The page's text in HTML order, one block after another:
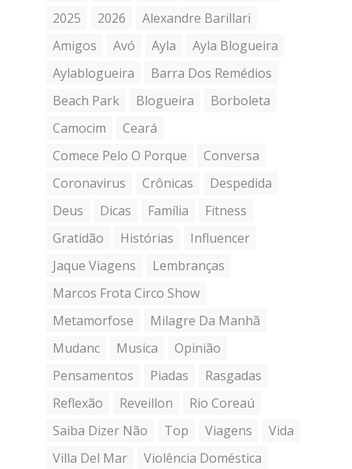
2025
2026
Alexandre Barillari
Amigos
Avó Ayla
Ayla Blogueira
Aylablogueira
Barra Dos Remédios
Beach Park
Blogueira
Borboleta
Camocim
Ceará
Comece Pelo O Porque
Conversa
Coronavirus
Crônicas
Despedida
Deus
Dicas Família
Fitness
Gratidão
Histórias
Influencer
Jaque Viagens
Lembranças
Marcos Frota Circo Show
Metamorfose
Milagre Da Manhã
Mudanc
Musica
Opinião
Pensamentos
Piadas
Rasgadas
Reflexão
Reveillon
Rio Coreaú
Saiba Dizer Não
Top Viagens
Vida
Villa Del Mar
Violência Doméstica